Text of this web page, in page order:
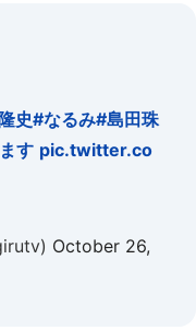
史#なるみ#島田珠
す pic.twitter.co
October 26,